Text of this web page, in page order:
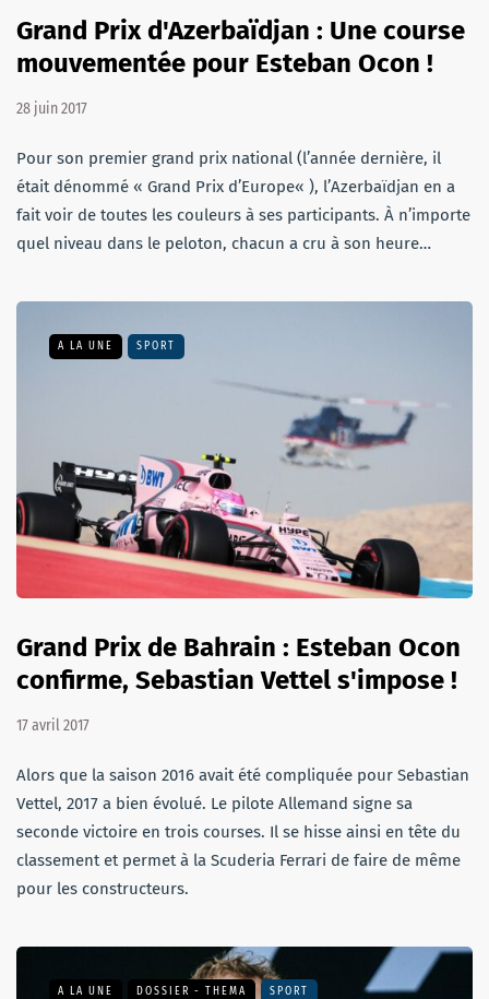
Grand Prix d'Azerbaïdjan : Une course
mouvementée pour Esteban Ocon !
28 juin 2017
Pour son premier grand prix national (l’année dernière, il
était dénommé « Grand Prix d’Europe« ), l’Azerbaïdjan en a
fait voir de toutes les couleurs à ses participants. À n’importe
quel niveau dans le peloton, chacun a cru à son heure…
A LA UNE SPORT
Grand Prix de Bahrain : Esteban Ocon
confirme, Sebastian Vettel s'impose !
17 avril 2017
Alors que la saison 2016 avait été compliquée pour Sebastian
Vettel, 2017 a bien évolué. Le pilote Allemand signe sa
seconde victoire en trois courses. Il se hisse ainsi en tête du
classement et permet à la Scuderia Ferrari de faire de même
pour les constructeurs.
A LA UNE DOSSIER - THEMA SPORT